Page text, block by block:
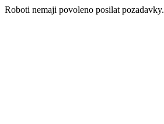
Roboti nemaji povoleno posilat pozadavky.